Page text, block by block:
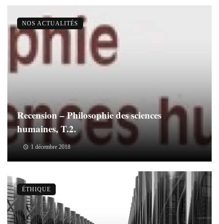
Recension – Philosophie des sciences
humaines, T.2.
1 décembre 2018
NOS ACTUALITÉS
ÉTHIQUE